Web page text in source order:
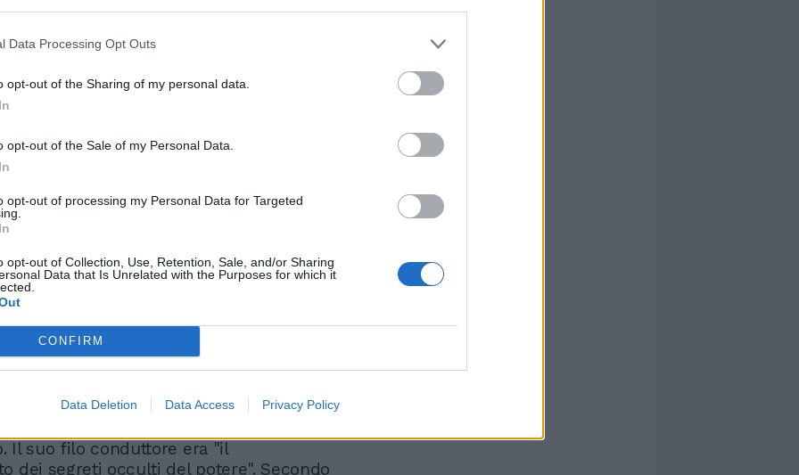
Data Processing Opt Outs
opt-out of the Sharing of my personal data.
opt-out of the Sale of my Personal Data.
opt-out of processing my Personal Data for Targeted
opt-out of Collection, Use, Retention, Sale, and/or Sharing
Data that Is Unrelated with the Purposes for which it
CONFIRM
Data Deletion Data Access Privacy Policy